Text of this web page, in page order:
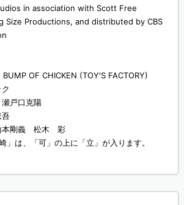
in association with Scott Free
Size Productions, and distributed by CBS
OF CHICKEN (TOY'S FACTORY)
戸口克陽
吾
本剛義 松木 彩
」は、「可」の上に「立」が入ります。